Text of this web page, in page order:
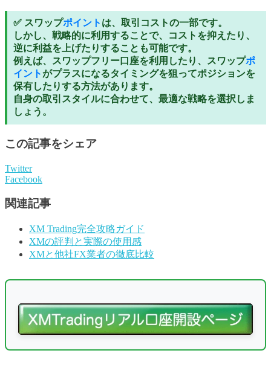
✅ スワップポイント は、取引コストの一部です。
しかし、戦略的に利用することで、コストを抑えたり、
逆に利益を上げたりすることも可能です。
例えば、スワップフリー口座を利用したり、スワップポ
イントがプラスになるタイミングを狙ってポジションを
保有したりする方法があります。
自身の取引スタイルに合わせて、最適な戦略を選択しま
しょう。
この記事をシェア
Twitter
Facebook
関連記事
XM Trading完全攻略ガイド
XMの評判と実際の使用感
XMと他社FX業者の徹底比較